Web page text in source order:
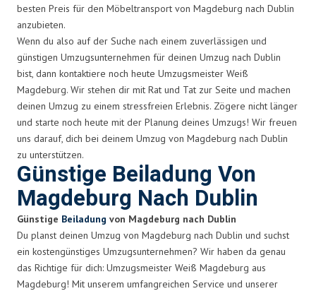
besten Preis für den Möbeltransport von Magdeburg nach Dublin
anzubieten.
Wenn du also auf der Suche nach einem zuverlässigen und
günstigen Umzugsunternehmen für deinen Umzug nach Dublin
bist, dann kontaktiere noch heute Umzugsmeister Weiß
Magdeburg. Wir stehen dir mit Rat und Tat zur Seite und machen
deinen Umzug zu einem stressfreien Erlebnis. Zögere nicht länger
und starte noch heute mit der Planung deines Umzugs! Wir freuen
uns darauf, dich bei deinem Umzug von Magdeburg nach Dublin
zu unterstützen.
Günstige Beiladung Von
Magdeburg Nach Dublin
Günstige Beiladung von Magdeburg nach Dublin
Du planst deinen Umzug von Magdeburg nach Dublin und suchst
ein kostengünstiges Umzugsunternehmen? Wir haben da genau
das Richtige für dich: Umzugsmeister Weiß Magdeburg aus
Magdeburg! Mit unserem umfangreichen Service und unserer